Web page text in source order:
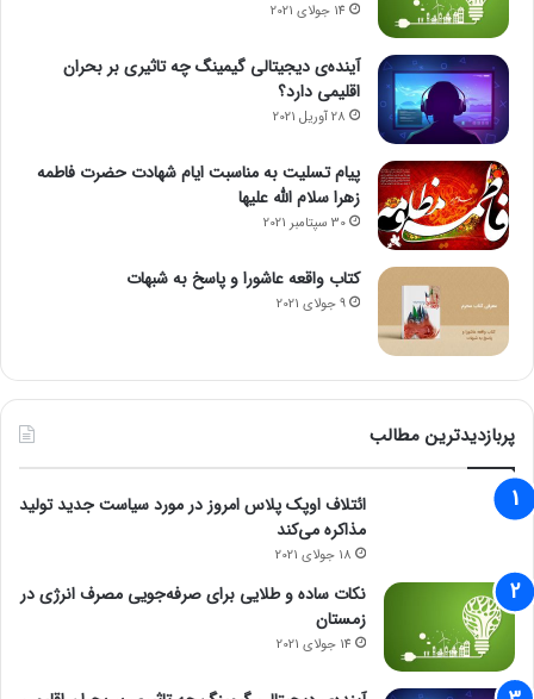
14 جولای 2021
آینده‌ی دیجیتالی گیمینگ چه تاثیری بر بحران
اقلیمی دارد؟
28 آوریل 2021
پیام تسلیت به مناسبت ایام شهادت حضرت فاطمه
زهرا سلام الله علیها
30 سپتامبر 2021
کتاب واقعه عاشورا و پاسخ به شبهات
9 جولای 2021
پربازدیدترین مطالب
ائتلاف اوپک پلاس امروز در مورد سیاست جدید تولید
مذاکره می‌کند
18 جولای 2021
نکات ساده و طلایی برای صرفه‌جویی مصرف انرژی در
زمستان
14 جولای 2021